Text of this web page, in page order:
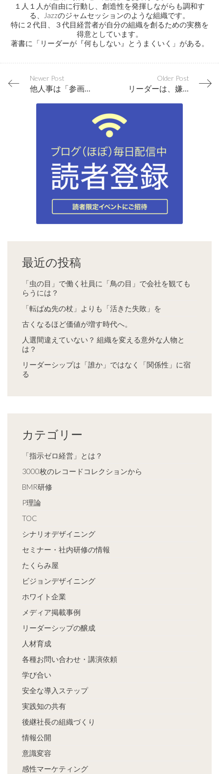
１人１人が自由に行動し、創造性を発揮しながらも調和す
る、Jazzのジャムセッションのような組織です。
特に２代目、３代目経営者が自分の組織を創るための実務を
得意としています。
著書に「リーダーが『何もしない』とうまくいく」がある。
Newer Post
他人事は「参画」で治る。
Older Post
リーダーは、嫌われて感謝される
最近の投稿
「虫の目」で働く社員に「鳥の目」で会社を観ても
らうには？
「転ばぬ先の杖」よりも「活きた失敗」を
古くなるほど価値が増す時代へ。
人選間違えていない？ 組織を変える意外な人物と
は？
リーダーシップは「誰か」ではなく「関係性」に宿
る
カテゴリー
「指示ゼロ経営」とは？
3000枚のレコードコレクションから
BMR研修
P理論
TOC
シナリオデザイニング
セミナー・社内研修の情報
たくらみ屋
ビジョンデザイニング
ホワイト企業
メディア掲載事例
リーダーシップの醸成
人材育成
各種お問い合わせ・講演依頼
学び合い
安全な導入ステップ
実践知の共有
後継社長の組織づくり
情報公開
意識変容
感性マーケティング